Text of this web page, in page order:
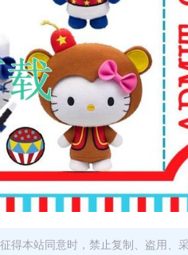
得本站同意时，禁止复制、盗用、